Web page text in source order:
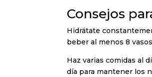
Consejos
Hidrátate
beber al menos 8
Haz varias comidas al
día para mantener los